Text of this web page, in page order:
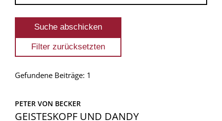
Gefundene Beiträge: 1
PETER VON BECKER
GEISTESKOPF UND DANDY